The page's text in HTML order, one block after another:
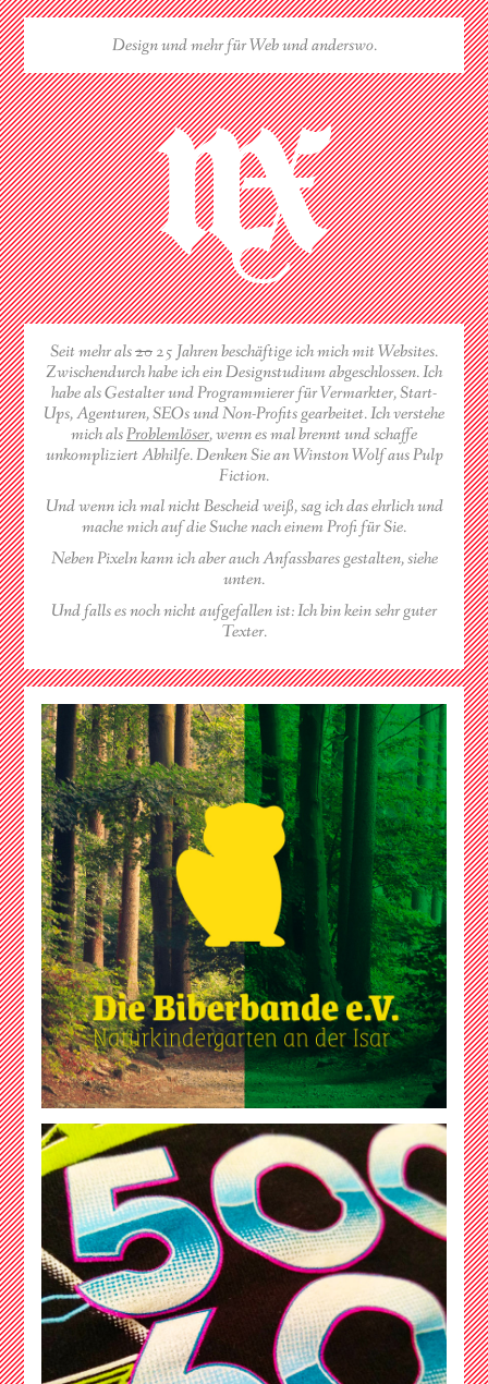
Design und mehr für Web und anderswo.
Seit mehr als2025 Jahren beschäftige ich mich mit Websites.
Zwischendurch habe ich ein Designstudium abgeschlossen. Ich
habe als Gestalter und Programmierer für Vermarkter, Start-
Ups, Agenturen,SEOs und Non-Profits gearbeitet. Ich verstehe
mich alsProblemlöser, wenn es mal brennt und schaffe
unkompliziert Abhilfe. Denken Sie an Winston Wolf aus Pulp
Fiction.
Und wenn ich mal nicht Bescheid weiß, sag ich das ehrlich und
mache mich auf die Suche nach einem Profi für Sie.
Neben Pixeln kann ich aber auch Anfassbares gestalten, siehe
unten.
Und falls es noch nicht aufgefallen ist: Ich bin kein sehr guter
Texter.